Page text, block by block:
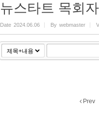
뉴스타트 목회
Date 2024.06.06 By webmaster
Prev